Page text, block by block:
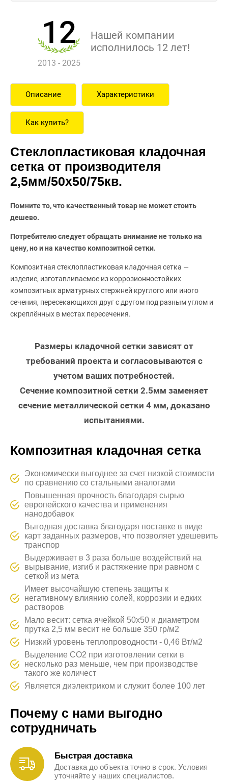
12
2013 - 2025
Нашей компании
исполнилось 12 лет!
Описание Характеристики
Как купить?
Стеклопластиковая кладочная
сетка от производителя
2,5мм/50x50/75кв.
Помните то, что качественный товар не может стоить
дешево.
Потребителю следует обращать внимание не только на
цену, но и на качество композитной сетки.
Композитная стеклопластиковая кладочная сетка —
изделие, изготавливаемое из коррозионностойких
композитных арматурных стержней круглого или иного
сечения, пересекающихся друг с другом под разным углом и
скреплённых в местах пересечения.
Размеры кладочной сетки зависят от
требований проекта и согласовываются с
учетом ваших потребностей.
Сечение композитной сетки 2.5мм заменяет
сечение металлической сетки 4 мм, доказано
испытаниями.
Композитная кладочная сетка
Экономически выгоднее за счет низкой стоимости
по сравнению со стальными аналогами
Повышенная прочность благодаря сырью
европейского качества и применения
нанодобавок
Выгодная доставка благодаря поставке в виде
карт заданных размеров, что позволяет удешевить
транспор
Выдерживает в 3 раза больше воздействий на
вырывание, изгиб и растяжение при равном с
сеткой из мета
Имеет высочайшую степень защиты к
негативному влиянию солей, коррозии и едких
растворов
Мало весит: сетка ячейкой 50х50 и диаметром
прутка 2,5 мм весит не больше 350 гр/м2
Низкий уровень теплопроводности - 0,46 Вт/м2
Выделение CO2 при изготовлении сетки в
несколько раз меньше, чем при производстве
такого же количест
Является диэлектриком и служит более 100 лет
Почему с нами выгодно
сотрудничать
Быстрая доставка
Доставка до объекта точно в срок. Условия
уточняйте у наших специалистов.